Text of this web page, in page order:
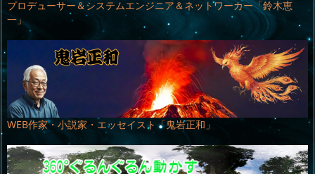
プロデューサー＆システムエンジニア＆ネットワーカー「鈴木恵
一」
WEB作家・小説家・エッセイスト「鬼岩正和」